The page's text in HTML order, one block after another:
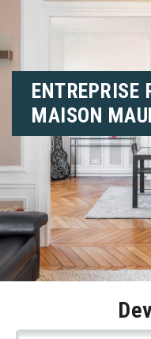
ENTREPRISE
MAISON